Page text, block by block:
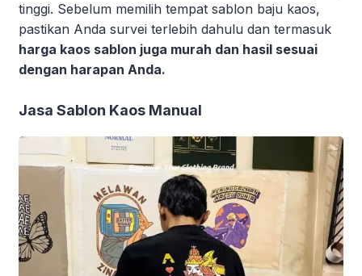
tinggi. Sebelum memilih tempat sablon baju kaos,
pastikan Anda survei terlebih dahulu dan termasuk
harga kaos sablon juga murah dan hasil sesuai
dengan harapan Anda.
Jasa Sablon Kaos Manual